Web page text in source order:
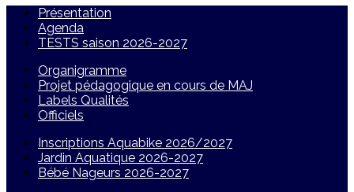
Présentation
Agenda
TESTS saison 2026-2027
Organigramme
Projet pédagogique en cours de MAJ
Labels Qualités
Officiels
Inscriptions Aquabike 2026/2027
Jardin Aquatique 2026-2027
Bébé Nageurs 2026-2027